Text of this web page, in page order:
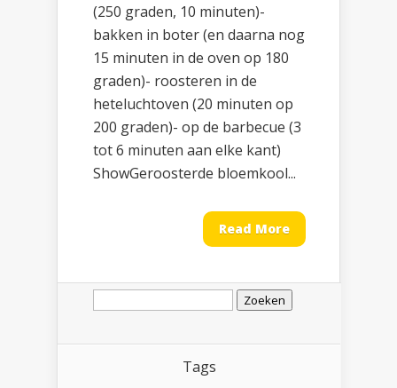
(250 graden, 10 minuten)-
bakken in boter (en daarna nog
15 minuten in de oven op 180
graden)- roosteren in de
heteluchtoven (20 minuten op
200 graden)- op de barbecue (3
tot 6 minuten aan elke kant)
ShowGeroosterde bloemkool...
Read More
Zoeken
Tags